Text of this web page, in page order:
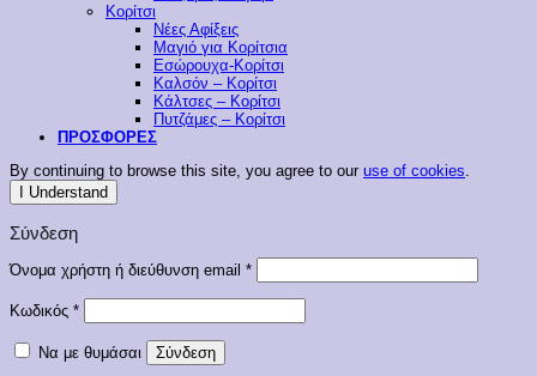
Κορίτσι
Νέες Αφίξεις
Μαγιό για Κορίτσια
Εσώρουχα-Κορίτσι
Καλσόν – Κορίτσι
Κάλτσες – Κορίτσι
Πυτζάμες – Κορίτσι
ΠΡΟΣΦΟΡΕΣ
By continuing to browse this site, you agree to our use of cookies
I Understand
Σύνδεση
Όνομα χρήστη ή διεύθυνση email *Απαιτείται
Κωδικός *Απαιτείται
Να με θυμάσαι Σύνδεση